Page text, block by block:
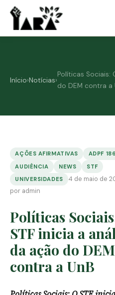
o
Início›Notícias›
Políticas Sociais:
do DEM contra a
AÇÕES AFIRMATIVAS
ADPF 186
AUDIÊNCIA
NEWS
STF
UNIVERSIDADES
4 de maio de
por admin
Políticas
STF inicia a
da ação do DEM
contra a UnB